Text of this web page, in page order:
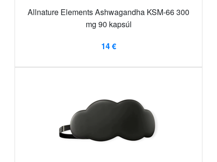
Allnature Elements Ashwagandha KSM-66 300
mg 90 kapsúl
14 €